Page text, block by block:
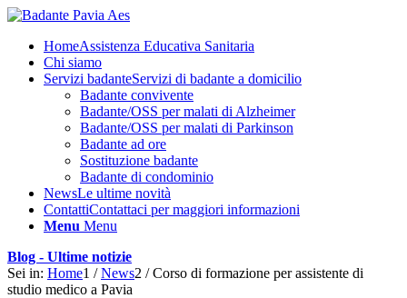
HomeAssistenza Educativa Sanitaria
Chi siamo
Servizi badanteServizi di badante a domicilio
Badante convivente
Badante/OSS per malati di Alzheimer
Badante/OSS per malati di Parkinson
Badante ad ore
Sostituzione badante
Badante di condominio
NewsLe ultime novità
ContattiContattaci per maggiori informazioni
Menu Menu
Blog - Ultime notizie
Sei in: Home1 / News2 / Corso di formazione per assistente di
studio medico a Pavia